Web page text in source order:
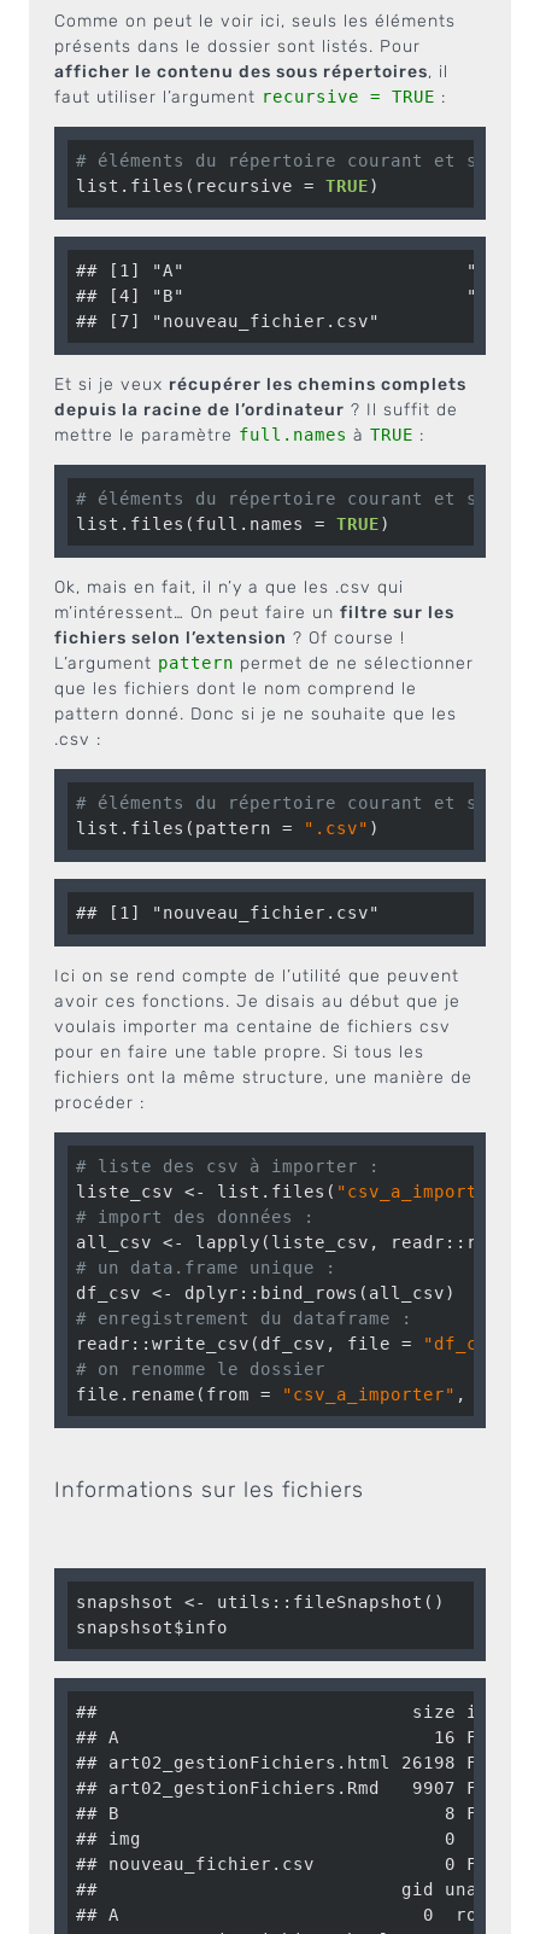
Comme on peut le voir ici, seuls les éléments
présents dans le dossier sont listés. Pour
afficher le contenu des sous répertoires, il
faut utiliser l’argument recursive = TRUE :
# éléments du répertoire courant et sous-
list.files(recursive = TRUE)
## [1] "A"
## [4] "B"                          "img/
## [7] "nouveau_fichier.csv"
Et si je veux récupérer les chemins complets
depuis la racine de l’ordinateur ? Il suffit de
mettre le paramètre full.names à TRUE :
# éléments du répertoire courant et sous-
list.files(full.names = TRUE)
Ok, mais en fait, il n’y a que les .csv qui
m’intéressent… On peut faire un filtre sur les
fichiers selon l’extension ? Of course !
L’argument pattern permet de ne sélectionner
que les fichiers dont le nom comprend le
pattern donné. Donc si je ne souhaite que les
.csv :
# éléments du répertoire courant et sous-
list.files(pattern =
".csv" )
## [1] "nouveau_fichier.csv"
Ici on se rend compte de l’utilité que peuvent
avoir ces fonctions. Je disais au début que je
voulais importer ma centaine de fichiers csv
pour en faire une table propre. Si tous les
fichiers ont la même structure, une manière de
procéder :
# liste des csv à importer :
liste_csv <- list.files( "csv_a_importer"
# import des données :
# un data.frame unique :
# enregistrement du dataframe :
readr::write_csv(df_csv, file =
# on renomme le dossier
file.rename(from =
"csv_a_importer" , to =
Informations sur les fichiers
snapshsot <- utils::fileSnapshot()
snapshsot$info
##                             size isdir
## A                             16 FALSE  777
## art02_gestionFichiers.html 26198
## art02_gestionFichiers.Rmd   9907
## B                              8 FALSE  777
## img                            0  TRUE  777
## nouveau_fichier.csv            0 FALSE
##                            gid uname
## A                            0  root